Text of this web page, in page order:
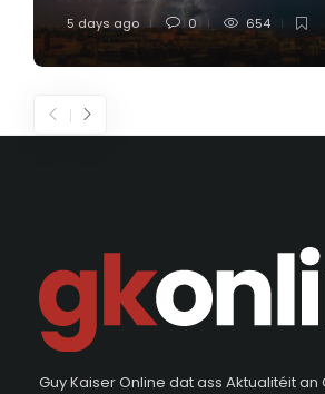
5 days ago 0 654
Guy Kaiser Online dat ass Aktualitéit